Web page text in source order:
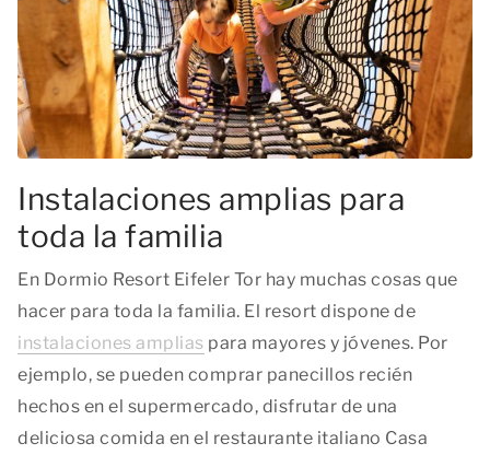
Instalaciones amplias para
toda la familia
En Dormio Resort Eifeler Tor hay muchas cosas que
hacer para toda la familia. El resort dispone de
instalaciones amplias para mayores y jóvenes. Por
ejemplo, se pueden comprar panecillos recién
hechos en el supermercado, disfrutar de una
deliciosa comida en el restaurante italiano Casa